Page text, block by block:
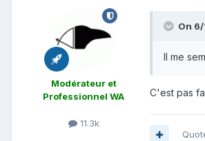
Modérateur et
Professionnel WA
11.3k
On
Il me
C'est pas